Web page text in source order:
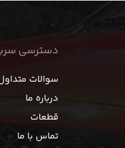
دسترسی
سوالات
درباره ما
قطعات
تماس با ما